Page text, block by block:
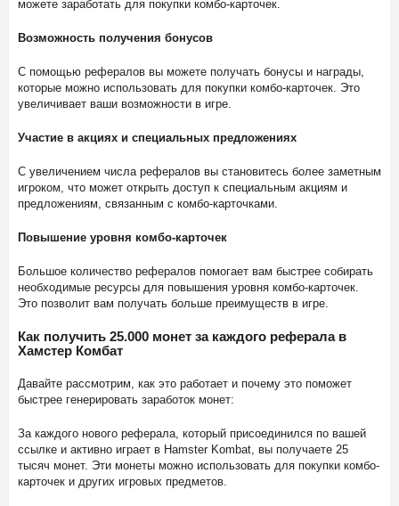
можете заработать для покупки комбо-карточек.
Возможность получения бонусов
С помощью рефералов вы можете получать бонусы и награды,
которые можно использовать для покупки комбо-карточек. Это
увеличивает ваши возможности в игре.
Участие в акциях и специальных предложениях
С увеличением числа рефералов вы становитесь более заметным
игроком, что может открыть доступ к специальным акциям и
предложениям, связанным с комбо-карточками.
Повышение уровня комбо-карточек
Большое количество рефералов помогает вам быстрее собирать
необходимые ресурсы для повышения уровня комбо-карточек.
Это позволит вам получать больше преимуществ в игре.
Как получить 25.000 монет за каждого реферала в
Хамстер Комбат
Давайте рассмотрим, как это работает и почему это поможет
быстрее генерировать заработок монет:
За каждого нового реферала, который присоединился по вашей
ссылке и активно играет в Hamster Kombat, вы получаете 25
тысяч монет. Эти монеты можно использовать для покупки комбо-
карточек и других игровых предметов.